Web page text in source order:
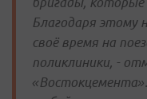
Благодаря этому
своё время на
поликлиники, -